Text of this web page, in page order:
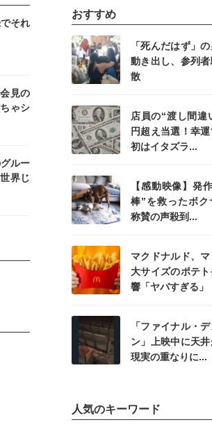
それ
見の
ゃシ
ルー
界じ
おすすめ
「死んだはず」
動き出し、参列
散
店員の“渡し間違
円超え当選！幸
初はイタズラ...
記事を読む
【感動映像】発
棒”を救ったボ
称賛の声殺到...
記事を読む
マクドナルド、
大サイズのポテ
響「ヤバすぎる」
「ファイナル・
ン」上映中に天
現実の重なりに...
人気のキーワード